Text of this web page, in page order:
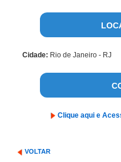
Cidade: Rio de Janeiro - RJ
Clique aqui e
VOLTAR